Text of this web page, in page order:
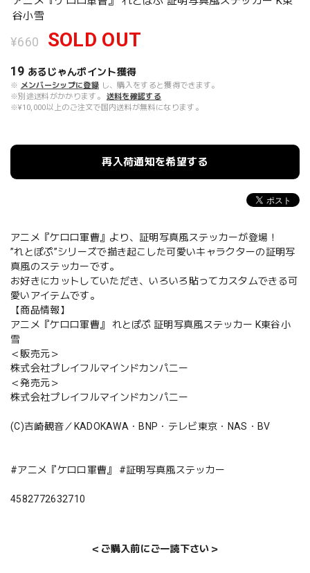
谷小雪
¥660 SOLD OUT
19 あるじゃんポイント獲得
※ メンバーシップに登録 し、購入をすると獲得できます。
※別途送料がかかります。
送料を確認する
※¥10,000以上のご注文で国内送料が無料になります。
再入荷通知を希望する
アニメ『ケロロ軍曹』より、証明写真風ステッカーが登場！
”れとぽぷ”シリーズで描き起こした可愛いキャラクターの証明写
真風のステッカーです。
お好きにカットしていただき、いろいろ貼ってカスタムできる可
愛いアイテムです。
【商品情報】
アニメ『ケロロ軍曹』 れとぽぷ 証明写真風ステッカー K東谷小
雪
＜販売元＞
株式会社プレイフルマインドカンパニー
＜発売元＞
株式会社プレイフルマインドカンパニー
(C)吉崎観音／KADOKAWA・BNP・テレビ東京・NAS・BV
#アニメ『ケロロ軍曹』 #証明写真風ステッカー
4582772632710
＜ご購入前にご一読下さい＞